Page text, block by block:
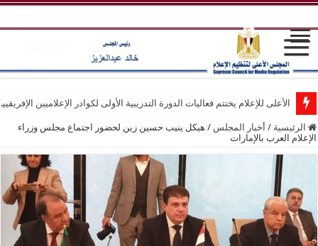
الأعلى للإعلام يختتم فعاليات الدورة التدريبية الأولى لكوادر الإعلاميين
الرئيسية / أخبار المجلس / هيكل ينيب حسين زين لحضور اجتماع مجلس وزراء
الإعلام العرب بالإمارات